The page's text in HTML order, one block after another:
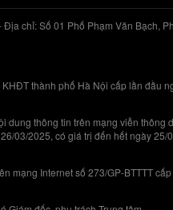
chỉ: Số 01 Phố Phạm Văn Bạch,
thành phố Hà Nội cấp lần đầu
dung thông tin trên mạng viễn thông
03/2025, có giá trị đến hết ngày 25/
mạng Internet số 273/GP-BTTTT